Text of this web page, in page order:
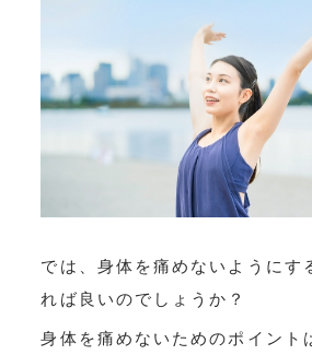
では、身体を痛めないようにす
れば良いのでしょうか？
身体を痛めないためのポイント